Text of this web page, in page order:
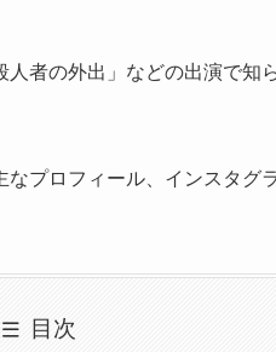
者の外出」などの出演で知
プロフィール、インスタグ
目次